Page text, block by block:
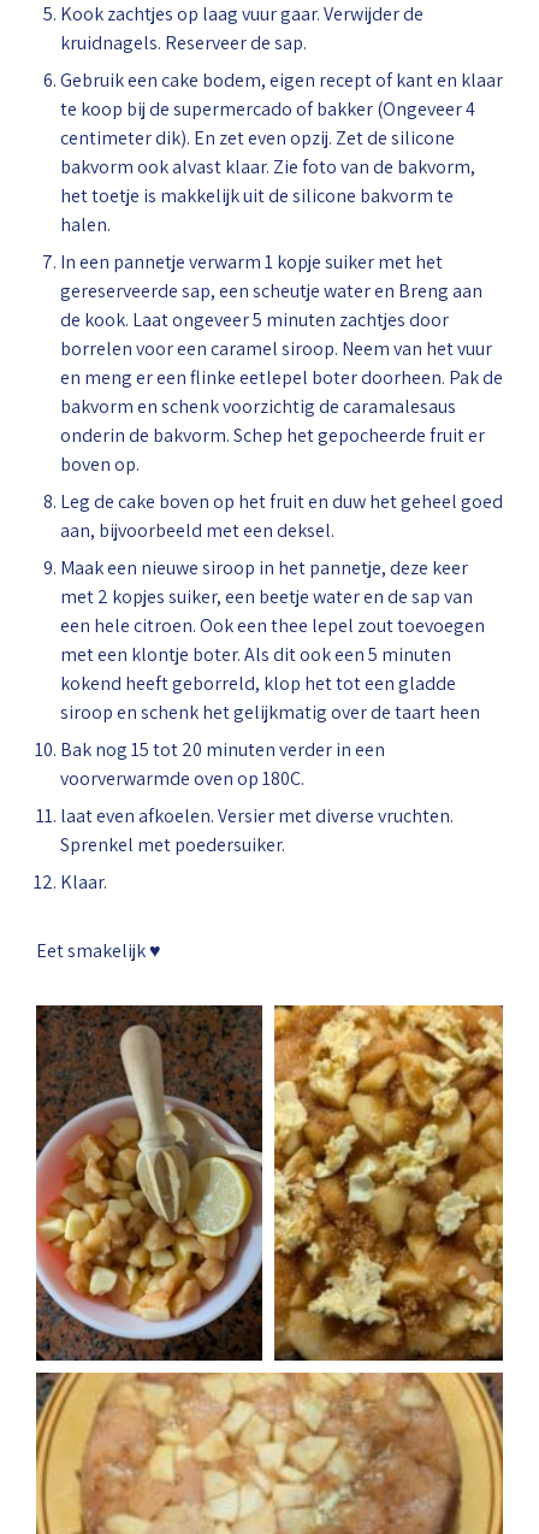
⁠Kook zachtjes op laag vuur gaar. Verwijder de
kruidnagels. Reserveer de sap.
⁠Gebruik een cake bodem, eigen recept of kant en klaar
te koop bij de supermercado of bakker (Ongeveer 4
centimeter dik). En zet even opzij. Zet de silicone
bakvorm ook alvast klaar. Zie foto van de bakvorm,
het toetje is makkelijk uit de silicone bakvorm te
halen.
⁠In een pannetje verwarm 1 kopje suiker met het
gereserveerde sap, een scheutje water en Breng aan
de kook. Laat ongeveer 5 minuten zachtjes door
borrelen voor een caramel siroop. Neem van het vuur
en meng er een flinke eetlepel boter doorheen. Pak de
bakvorm en schenk voorzichtig de caramalesaus
onderin de bakvorm. Schep het gepocheerde fruit er
boven op.
⁠Leg de cake boven op het fruit en duw het geheel goed
aan, bijvoorbeeld met een deksel.
Maak een nieuwe siroop in het pannetje, deze keer
met 2 kopjes suiker, een beetje water en de sap van
een hele citroen. Ook een thee lepel zout toevoegen
met een klontje boter. Als dit ook een 5 minuten
kokend heeft geborreld, klop het tot een gladde
siroop en schenk het gelijkmatig over de taart heen
Bak nog 15 tot 20 minuten verder in een
voorverwarmde oven op 180C.
⁠laat even afkoelen. Versier met diverse vruchten.
Sprenkel met poedersuiker.
Klaar.
Eet smakelijk ♥️